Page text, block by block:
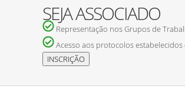
SEJA ASSOCIADO
Representação nos Grupos de
Acesso aos protocolos